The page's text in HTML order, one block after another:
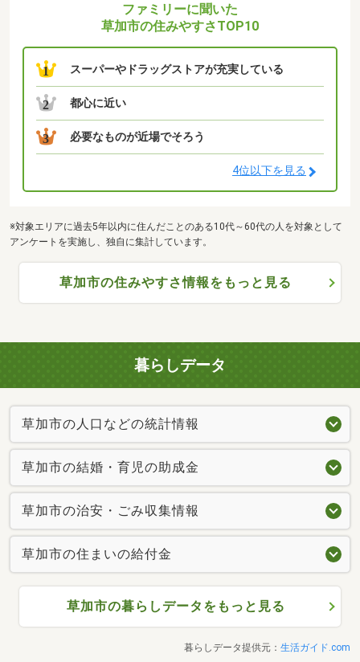
ファミリーに聞いた
草加市の住みやすさTOP10
1 スーパーやドラッグストアが充実している
2 都心に近い
3 必要なものが近場でそろう
4位以下を見る
※対象エリアに過去5年以内に住んだことのある10代～60代の人を対象として
アンケートを実施し、独自に集計しています。
草加市の住みやすさ情報をもっと見る
暮らしデータ
草加市の人口などの統計情報
草加市の結婚・育児の助成金
草加市の治安・ごみ収集情報
草加市の住まいの給付金
草加市の暮らしデータをもっと見る
暮らしデータ提供元： 生活ガイド.com